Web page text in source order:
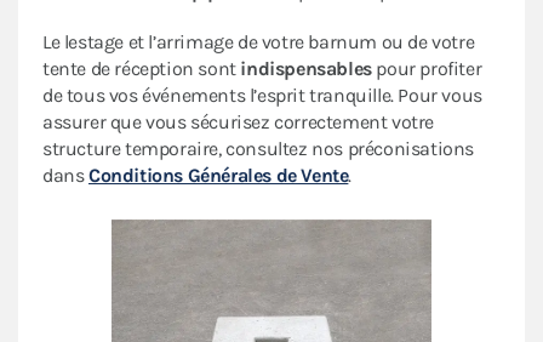
Le lestage et l’arrimage de votre barnum ou de votre
tente de réception sont indispensablespour profiter
de tous vos événements l’esprit tranquille. Pour vous
assurer que vous sécurisez correctement votre
structure temporaire, consultez nos préconisations
dansConditions Générales de Vente.